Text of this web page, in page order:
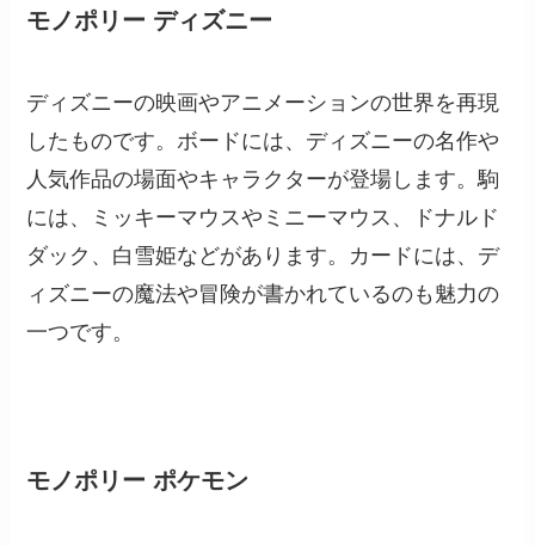
モノポリー ディズニー
ディズニーの映画やアニメーションの世界を再現
したものです。ボードには、ディズニーの名作や
人気作品の場面やキャラクターが登場します。駒
には、ミッキーマウスやミニーマウス、ドナルド
ダック、白雪姫などがあります。カードには、デ
ィズニーの魔法や冒険が書かれているのも魅力の
一つです。
モノポリー ポケモン